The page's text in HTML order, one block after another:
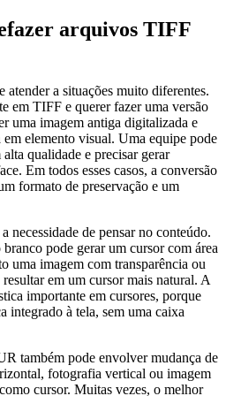
arquivos TIFF
a situações muito diferentes.
em TIFF e querer fazer uma versão
uma imagem antiga digitalizada e
em elemento visual. Uma equipe pode
qualidade e precisar gerar
Em todos esses casos, a conversão
formato de preservação e um
necessidade de pensar no conteúdo.
pode gerar um cursor com área
uma imagem com transparência ou
em um cursor mais natural. A
importante em cursores, porque
integrado à tela, sem uma caixa
também pode envolver mudança de
fotografia vertical ou imagem
cursor. Muitas vezes, o melhor